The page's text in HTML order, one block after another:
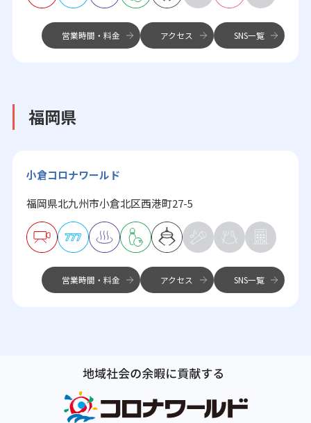
営業時間・料金 アクセス SNS一覧
福岡県
小倉コロナワールド
福岡県北九州市小倉北区西港町27-5
営業時間・料金 アクセス SNS一覧